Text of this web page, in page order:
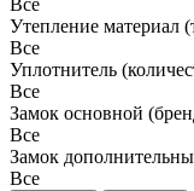
Все
Утепление материал
Все
Уплотнитель
Все
Замок основной
Все
Замок
Все